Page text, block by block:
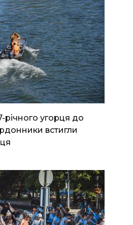
річного угорця до
встигли